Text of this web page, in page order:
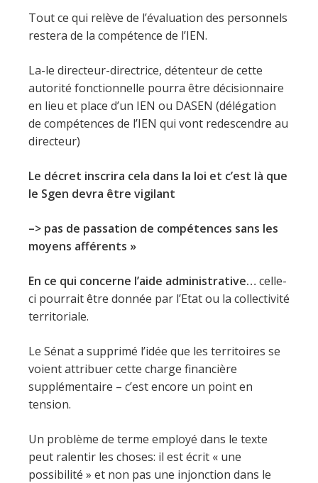
Tout ce qui relève de l’évaluation des personnels
restera de la compétence de l’IEN.
La-le directeur-directrice, détenteur de cette
autorité fonctionnelle pourra être décisionnaire
en lieu et place d’un IEN ou DASEN (délégation
de compétences de l’IEN qui vont redescendre au
directeur)
Le décret inscrira cela dans la loi et c’est là que
le Sgen devra être vigilant
–> pas de passation de compétences sans les
moyens afférents »
En ce qui concerne l’aide administrative… celle-
ci pourrait être donnée par l’Etat ou la collectivité
territoriale.
Le Sénat a supprimé l’idée que les territoires se
voient attribuer cette charge financière
supplémentaire – c’est encore un point en
tension.
Un problème de terme employé dans le texte
peut ralentir les choses: il est écrit « une
possibilité » et non pas une injonction dans le